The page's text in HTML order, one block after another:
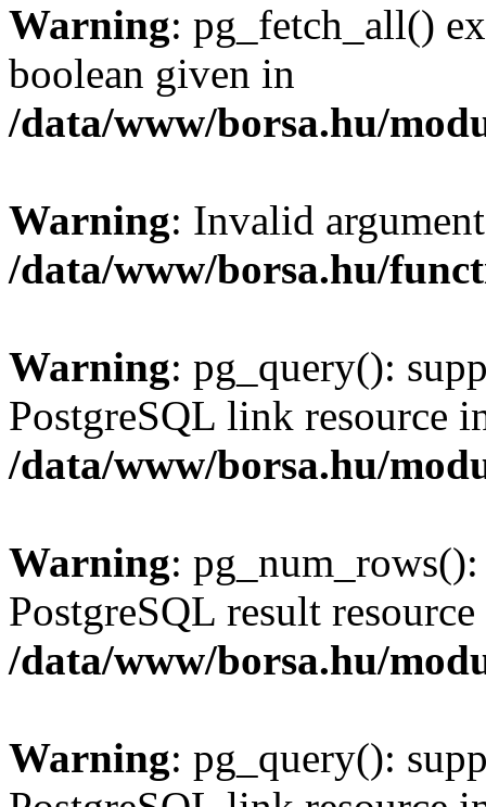
Warning: pg_fetch_all()
boolean given in
/data/www/borsa.hu/
Warning: Invalid
/data/www/borsa.hu/
Warning: pg_query():
PostgreSQL link resource
/data/www/borsa.hu/
Warning:
PostgreSQL result
/data/www/borsa.hu/
Warning: pg_query():